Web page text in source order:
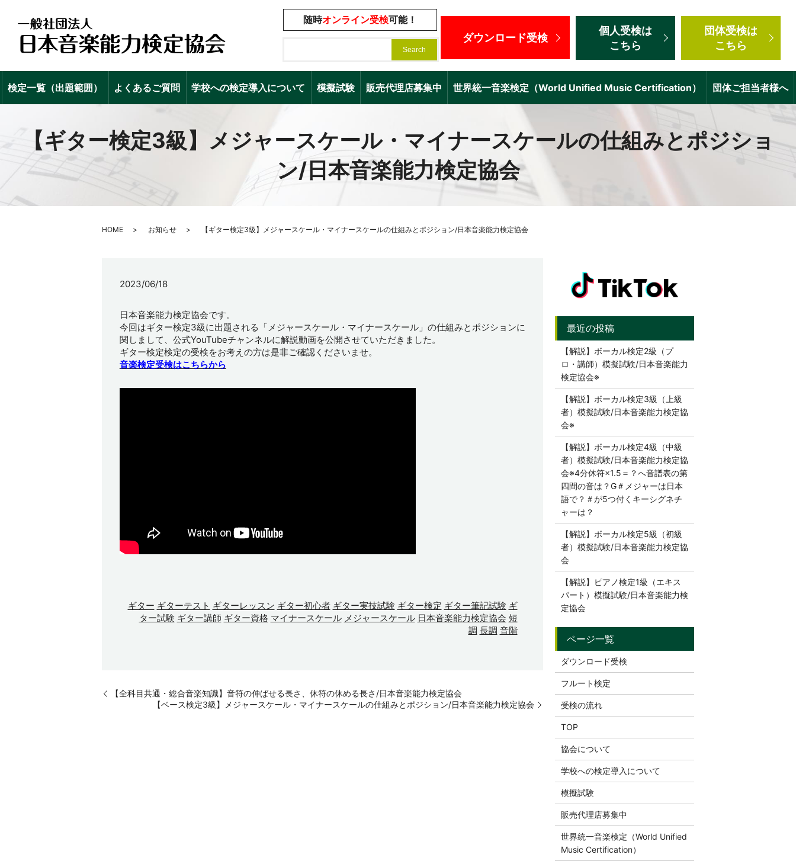
随時オンライン受検可能！
ダウンロード受検
個人受検は
こちら
団体受検は
こちら
検定一覧（出題範囲） よくあるご質問 学校への検定導入について 模擬試験 販売代理店募集中 世界統一音楽検定（World Unified Music Certification） 団体ご担当者様へ
【ギター検定3級】メジャースケール・マイナースケールの仕組みとポジショ
ン/日本音楽能力検定協会
HOME お知らせ 【ギター検定3級】メジャースケール・マイナースケールの仕組みとポジション/日本音楽能力検定協会
2023/06/18
日本音楽能力検定協会です。
今回はギター検定3級に出題される「メジャースケール・マイナースケール」の仕組みとポジションに
関しまして、公式YouTubeチャンネルに解説動画を公開させていただきました。
ギター検定検定の受検をお考えの方は是非ご確認くださいませ。
音楽検定受検はこちらから
ギター ギターテスト ギターレッスン ギター初心者 ギター実技試験 ギター検定 ギター筆記試験 ギ
ター試験 ギター講師 ギター資格 マイナースケール メジャースケール 日本音楽能力検定協会 短
調 長調 音階
【全科目共通・総合音楽知識】音符の伸ばせる長さ、休符の休める長さ/日本音楽能力検定協会
【ベース検定3級】メジャースケール・マイナースケールの仕組みとポジション/日本音楽能力検定協会
【解説】ボーカル検定2級（プ
ロ・講師）模擬試験/日本音楽能力
検定協会※
【解説】ボーカル検定3級（上級
者）模擬試験/日本音楽能力検定協
会※
【解説】ボーカル検定4級（中級
者）模擬試験/日本音楽能力検定協
会※4分休符×1.5＝？へ音譜表の第
四間の音は？G＃メジャーは日本
語で？＃が5つ付くキーシグネチ
ャーは？
【解説】ボーカル検定5級（初級
者）模擬試験/日本音楽能力検定協
会
【解説】ピアノ検定1級（エキス
パート）模擬試験/日本音楽能力検
定協会
ダウンロード受検
フルート検定
受検の流れ
TOP
協会について
学校への検定導入について
模擬試験
販売代理店募集中
世界統一音楽検定（World Unified
Music Certification）